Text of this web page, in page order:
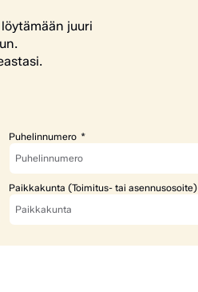
juuri
Puhelinnumero
Paikkakunta (Toimitus- tai asennusosoite)